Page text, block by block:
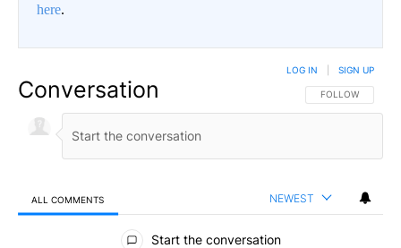
here.
Conversation FOLLOW THIS
FOLLOW
LOG IN SIGN UP
ALL COMMENTS NEWEST
All Comments
Start the conversation